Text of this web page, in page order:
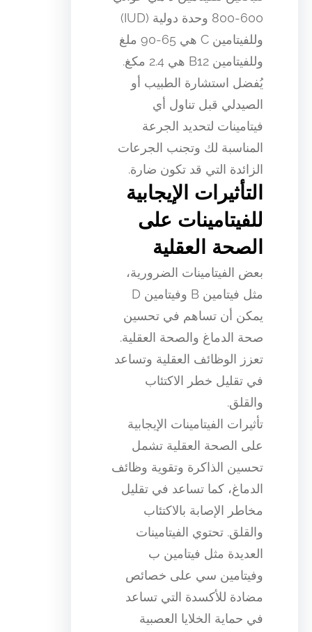
600-800 وحدة دولية (IUD)
وللفيتامين C هي 65-90 ملغ
وللفيتامين B12 هي 2.4 مكغ.
يُفضل استشارة الطبيب أو
الصيدلي قبل تناول أي
فيتامينات لتحديد الجرعة
المناسبة لك وتجنب الجرعات
الزائدة التي قد تكون ضارة.
التأثيرات الإيجابية
للفيتامينات على
الصحة العقلية
بعض الفيتامينات الضرورية،
مثل فيتامين B وفيتامين D
يمكن أن تساهم في تحسين
صحة الدماغ والصحة العقلية.
تعزز الوظائف العقلية وتساعد
في تقليل خطر الاكتئاب
والقلق.
تأثيرات الفيتامينات الإيجابية
على الصحة العقلية تشمل
تحسين الذاكرة وتقوية وظائف
الدماغ، كما تساعد في تقليل
مخاطر الإصابة بالاكتئاب
والقلق. تحتوي الفيتامينات
العديدة مثل فيتامين ب
وفيتامين سي على خصائص
مضادة للأكسدة التي تساعد
في حماية الخلايا العصبية